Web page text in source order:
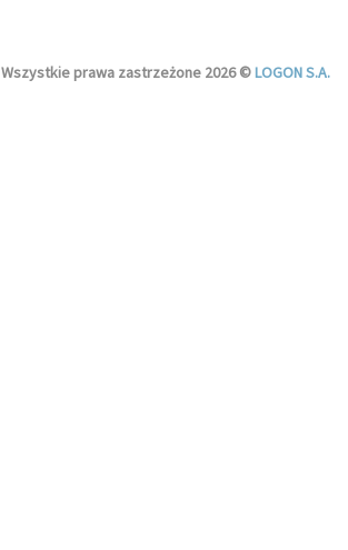
Wszystkie prawa zastrzeżone 2026 ©LOGON S.A.